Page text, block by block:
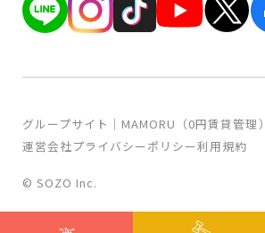
運営会社プライバシーポリシー利用規約
グループサイト｜MAMORU（0円賃貸管理）
© SOZO Inc.